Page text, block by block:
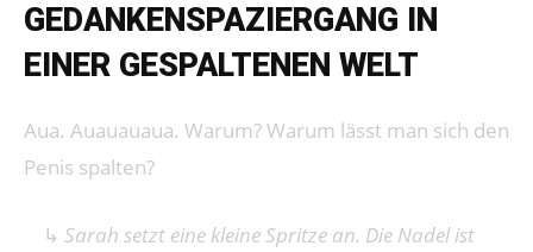
GEDANKENSPAZIERGANG IN
EINER GESPALTENEN WELT
Aua. Auauauaua. Warum? Warum lässt man sich den
Penis spalten?
↳ Sarah setzt eine kleine Spritze an. Die Nadel ist